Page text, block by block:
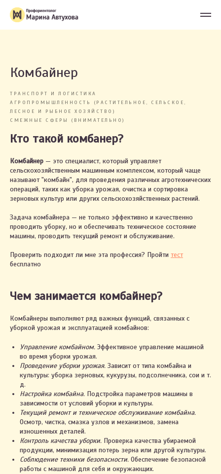
Комбайнер
ТРАНСПОРТ И ЛОГИСТИКА
АГРОПРОМЫШЛЕННОСТЬ (РАСТИТЕЛЬНОЕ, СЕЛЬСКОЕ,
ЛЕСНОЕ И РЫБНОЕ ХОЗЯЙСТВО)
СМЕЖНЫЕ СФЕРЫ (ВНИМАТЕЛЬНО)
Кто такой комбанер?
Комбайнер — это специалист, который управляет
сельскохозяйственным машинным комплексом, который чаще
называют "комбайн", для проведения различных агротехнических
операций, таких как уборка урожая, очистка и сортировка
зерновых культур или других сельскохозяйственных растений.
Задача комбайнера — не только эффективно и качественно
проводить уборку, но и обеспечивать техническое состояние
машины, проводить текущий ремонт и обслуживание.
Проверить подходит ли мне эта профессия? Пройти тест
бесплатно
Чем занимается комбайнер?
Комбайнеры выполняют ряд важных функций, связанных с
уборкой урожая и эксплуатацией комбайнов:
Управление комбайном. Эффективное управление машиной
во время уборки урожая.
Проведение уборки урожая. Зависит от типа комбайна и
культуры: уборка зерновых, кукурузы, подсолнечника, сои и т.
д.
Настройка комбайна. Подстройка параметров машины в
зависимости от условий уборки и культуры.
Текущий ремонт и техническое обслуживание комбайна.
Осмотр, чистка, смазка узлов и механизмов, замена
изношенных деталей.
Контроль качества уборки. Проверка качества убираемой
продукции, минимизация потерь зерна или другой культуры.
Соблюдение техники безопасности. Обеспечение безопасной
работы с машиной для себя и окружающих.